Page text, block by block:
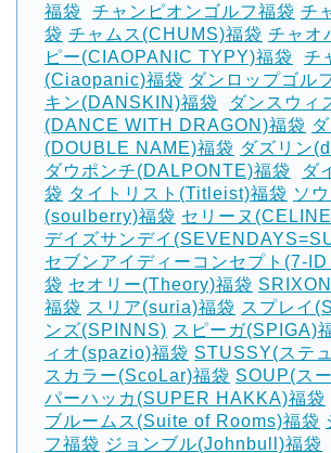
福袋
チャンピオンゴルフ福袋 チ
袋 チャムス(CHUMS)福袋 チャオ
ピー(CIAOPANIC TYPY)福袋
チ
(Ciaopanic)福袋 ダンロップゴル
キン(DANSKIN)福袋
ダンスウィ
(DANCE WITH DRAGON)福袋
(DOUBLE NAME)福袋 ダズリン
ダウポンチ(DALPONTE)福袋
ダ
袋 タイトリスト(Titleist)福袋 ソ
(soulberry)福袋 セリーヌ
デイズサンデイ
セブンアイディーコンセプト(7-
袋 セオリー(Theory)福袋
福袋 スリア(suria)福袋 スプレイ
ンズ(SPINNS) スピーガ(SPIGA)
ィオ(spazio)福袋 STUSSY(ステ
スカラー(ScoLar)福袋 SOUP(ス
パーハッカ(SUPER HAKKA)福袋
ブルームス(Suite of Rooms)福袋
フ福袋 ジョンブル(Johnbull)福袋